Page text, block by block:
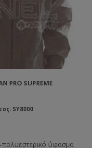
SUPREME
SY8000
ύφασμα